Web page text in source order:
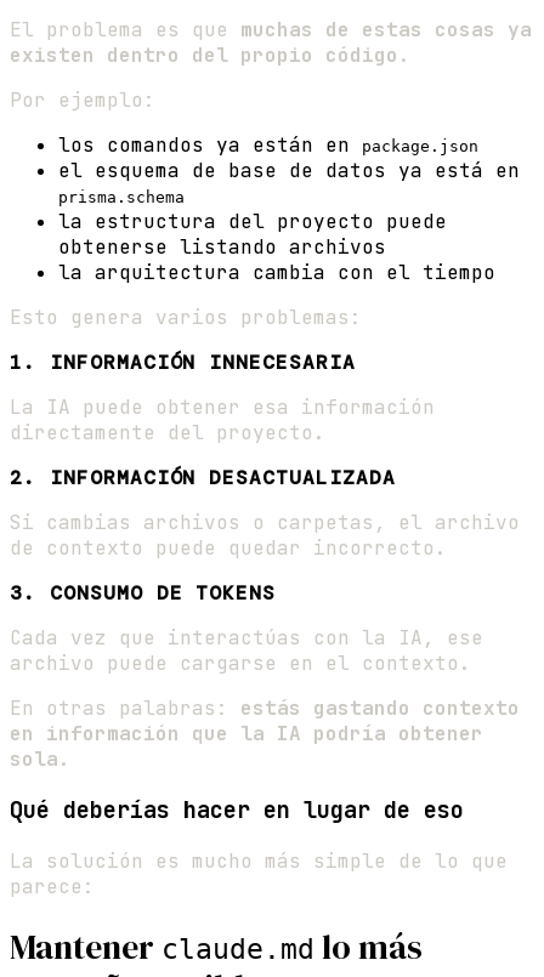
El problema es que muchas de estas cosas ya
existen dentro del propio código .
Por ejemplo:
los comandos ya están en
package.json
el esquema de base de datos ya está en
prisma.schema
la estructura del proyecto puede
obtenerse listando archivos
la arquitectura cambia con el tiempo
Esto genera varios problemas:
1. INFORMACIÓN INNECESARIA
La IA puede obtener esa información
directamente del proyecto.
2. INFORMACIÓN DESACTUALIZADA
Si cambias archivos o carpetas, el archivo
de contexto puede quedar incorrecto.
3. CONSUMO DE TOKENS
Cada vez que interactúas con la IA, ese
archivo puede cargarse en el contexto.
En otras palabras: estás gastando contexto
en información que la IA podría obtener
sola.
Qué deberías hacer en lugar de eso
La solución es mucho más simple de lo que
parece:
Mantener claude.md lo más